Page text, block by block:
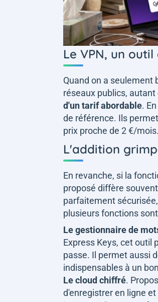
Le VPN, un
Quand on a seulement
réseaux publics,
d'un tarif abordable.
de référence. Ils
prix proche de 2 €/mois.
L'addition
En revanche, si la
proposé diffère
parfaitement
plusieurs fonctions
Le gestionnaire de
Express Keys, cet
passe. Il permet aussi
indispensables à un
Le cloud chiffré.
d'enregistrer en ligne